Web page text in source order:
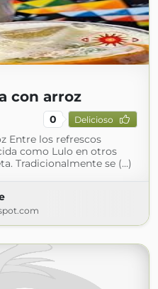
con arroz
0 Delicioso
Entre los refrescos
como Lulo en otros
Tradicionalmente se (...)